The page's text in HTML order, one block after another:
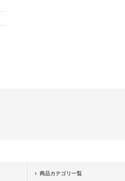
商品カテゴリ一覧